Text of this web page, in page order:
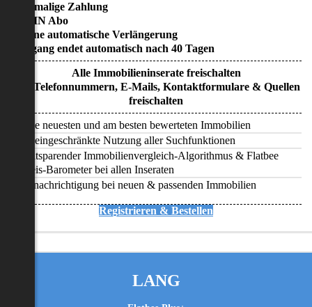
• Einmalige Zahlung
• KEIN Abo
• Keine automatische Verlängerung
• Zugang endet automatisch nach 40 Tagen
Alle Immobilieninserate freischalten
Alle Telefonnummern, E-Mails, Kontaktformulare & Quellen
freischalten
Alle neuesten und am besten bewerteten Immobilien
Uneingeschränkte Nutzung aller Suchfunktionen
Zeitsparender Immobilienvergleich-Algorithmus & Flatbee
Preis-Barometer bei allen Inseraten
Benachrichtigung bei neuen & passenden Immobilien
Registrieren & Bestellen
LANG